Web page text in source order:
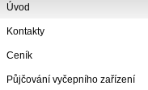
Úvod
Kontakty
Ceník
Půjčování vyčepního zařízení